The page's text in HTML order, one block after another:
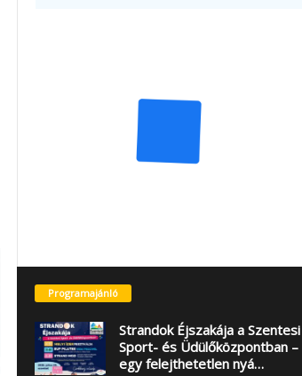
Programajánló
Strandok Éjszakája a Szentesi
Sport- és Üdülőközpontban –
egy felejthetetlen nyá…